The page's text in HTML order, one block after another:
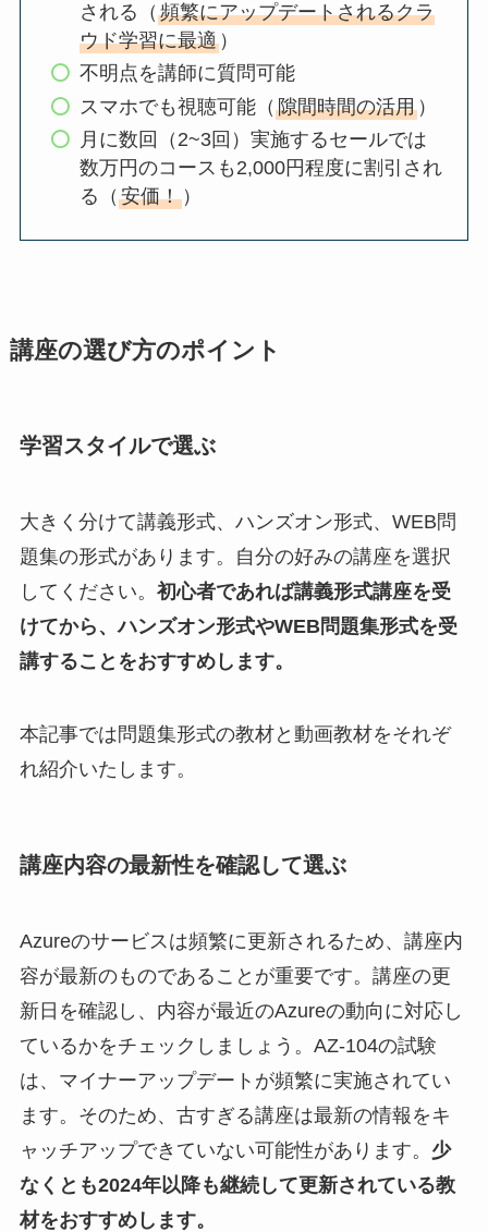
される（ 頻繁にアップデートされるクラ
ウド学習に最適）
不明点を講師に質問可能
スマホでも視聴可能（ 隙間時間の活用）
月に数回（2~3回）実施するセールでは
数万円のコースも2,000円程度に割引され
る（ 安価！）
講座の選び方のポイント
学習スタイルで選ぶ
大きく分けて講義形式、ハンズオン形式、WEB問
題集の形式があります。自分の好みの講座を選択
してください。 初心者であれば講義形式講座を受
けてから、ハンズオン形式やWEB問題集形式を受
講することをおすすめします。
本記事では問題集形式の教材と動画教材をそれぞ
れ紹介いたします。
講座内容の最新性を確認して選ぶ
Azureのサービスは頻繁に更新されるため、講座内
容が最新のものであることが重要です。講座の更
新日を確認し、内容が最近のAzureの動向に対応し
ているかをチェックしましょう。AZ-104の試験
は、マイナーアップデートが頻繁に実施されてい
ます。そのため、古すぎる講座は最新の情報をキ
ャッチアップできていない可能性があります。 少
なくとも2024年以降も継続して更新されている教
材をおすすめします。